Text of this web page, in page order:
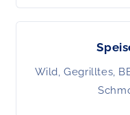
Wild, Gegrilltes,